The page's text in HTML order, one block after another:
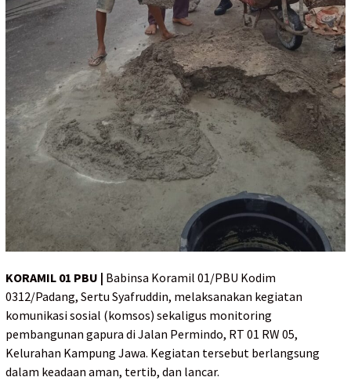
KORAMIL 01 PBU | Babinsa Koramil 01/PBU Kodim
0312/Padang, Sertu Syafruddin, melaksanakan kegiatan
komunikasi sosial (komsos) sekaligus monitoring
pembangunan gapura di Jalan Permindo, RT 01 RW 05,
Kelurahan Kampung Jawa. Kegiatan tersebut berlangsung
dalam keadaan aman, tertib, dan lancar.